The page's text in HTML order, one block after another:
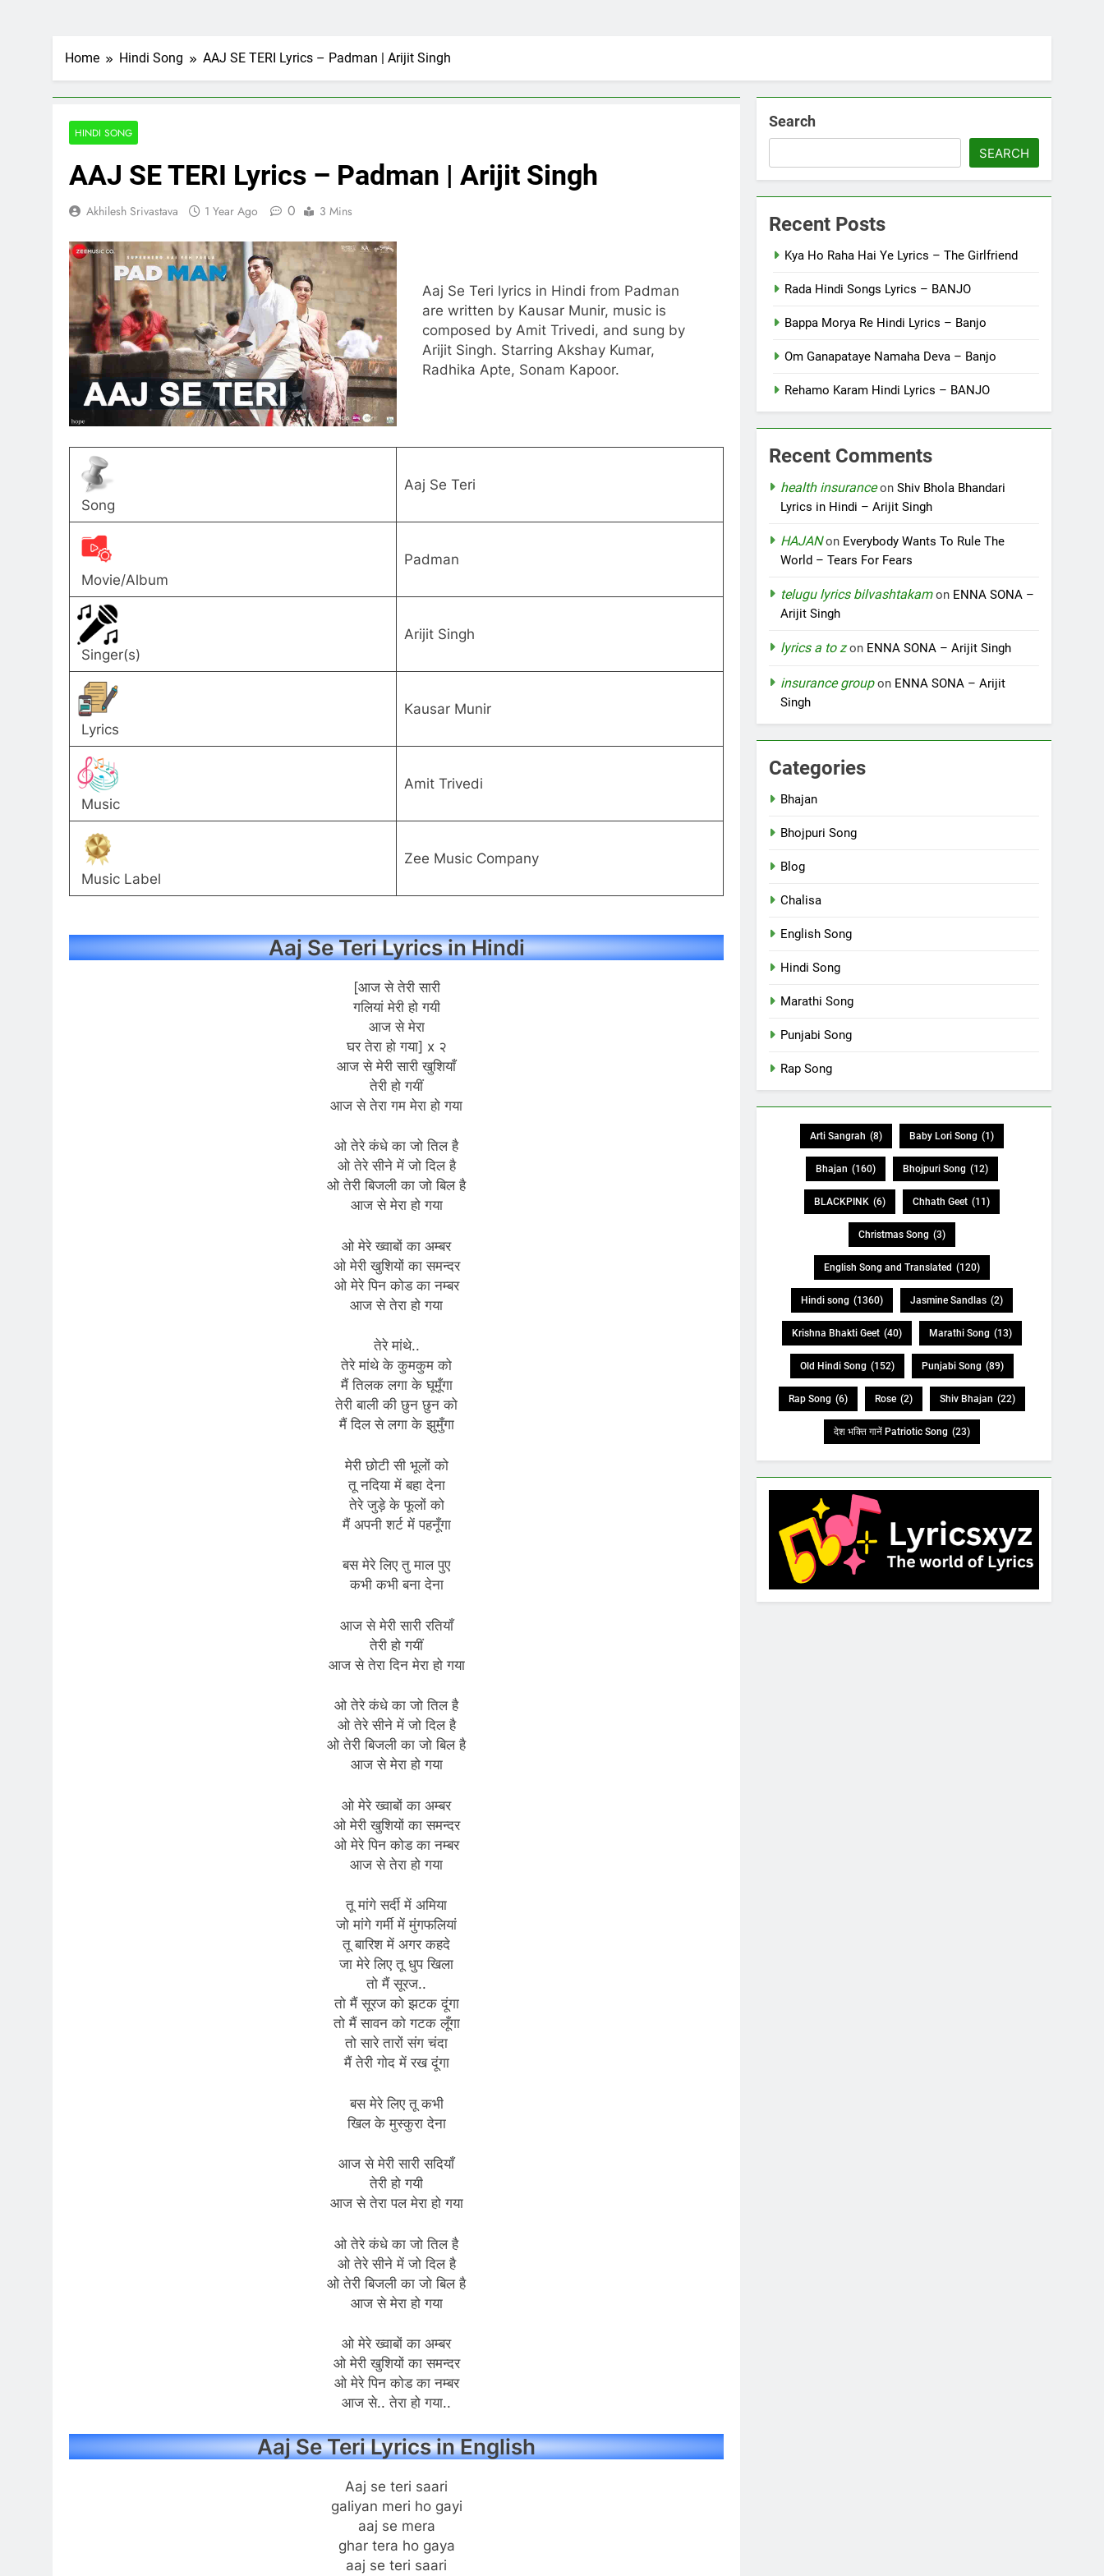
Home Hindi Song AAJ SE TERI Lyrics – Padman | Arijit Singh
HINDI SONG
AAJ SE TERI Lyrics – Padman | Arijit Singh
Akhilesh Srivastava 1 Year Ago 0 3 Mins
Aaj Se Teri lyrics in Hindi from Padman
are written by Kausar Munir, music is
composed by Amit Trivedi, and sung by
Arijit Singh. Starring Akshay Kumar,
Radhika Apte, Sonam Kapoor.
Song
Aaj Se Teri
Movie/Album
Padman
Singer(s)
Arijit Singh
Lyrics
Kausar Munir
Music
Amit Trivedi
Music Label
Zee Music Company
Aaj Se Teri Lyrics in Hindi
[आज से तेरी सारी
गलियां मेरी हो गयी
आज से मेरा
घर तेरा हो गया] x २
आज से मेरी सारी खुशियाँ
तेरी हो गयीं
आज से तेरा गम मेरा हो गया
ओ तेरे कंधे का जो तिल है
ओ तेरे सीने में जो दिल है
ओ तेरी बिजली का जो बिल है
आज से मेरा हो गया
ओ मेरे ख्वाबों का अम्बर
ओ मेरी खुशियों का समन्दर
ओ मेरे पिन कोड का नम्बर
आज से तेरा हो गया
तेरे मांथे..
तेरे मांथे के कुमकुम को
मैं तिलक लगा के घूमूँगा
तेरी बाली की छुन छुन को
मैं दिल से लगा के झुमुँगा
मेरी छोटी सी भूलों को
तू नदिया में बहा देना
तेरे जुड़े के फूलों को
मैं अपनी शर्ट में पहनूँगा
बस मेरे लिए तु माल पुए
कभी कभी बना देना
आज से मेरी सारी रतियाँ
तेरी हो गयीं
आज से तेरा दिन मेरा हो गया
ओ तेरे कंधे का जो तिल है
ओ तेरे सीने में जो दिल है
ओ तेरी बिजली का जो बिल है
आज से मेरा हो गया
ओ मेरे ख्वाबों का अम्बर
ओ मेरी खुशियों का समन्दर
ओ मेरे पिन कोड का नम्बर
आज से तेरा हो गया
तू मांगे सर्दी में अमिया
जो मांगे गर्मी में मुंगफलियां
तू बारिश में अगर कहदे
जा मेरे लिए तू धुप खिला
तो मैं सूरज..
तो मैं सूरज को झटक दूंगा
तो मैं सावन को गटक लूँगा
तो सारे तारों संग चंदा
मैं तेरी गोद में रख दूंगा
बस मेरे लिए तू कभी
खिल के मुस्कुरा देना
आज से मेरी सारी सदियाँ
तेरी हो गयी
आज से तेरा पल मेरा हो गया
ओ तेरे कंधे का जो तिल है
ओ तेरे सीने में जो दिल है
ओ तेरी बिजली का जो बिल है
आज से मेरा हो गया
ओ मेरे ख्वाबों का अम्बर
ओ मेरी खुशियों का समन्दर
ओ मेरे पिन कोड का नम्बर
आज से.. तेरा हो गया..
Aaj Se Teri Lyrics in English
Aaj se teri saari
galiyan meri ho gayi
aaj se mera
ghar tera ho gaya
aaj se teri saari
Search
SEARCH
Recent Posts
Kya Ho Raha Hai Ye Lyrics – The Girlfriend
Rada Hindi Songs Lyrics – BANJO
Bappa Morya Re Hindi Lyrics – Banjo
Om Ganapataye Namaha Deva – Banjo
Rehamo Karam Hindi Lyrics – BANJO
Recent Comments
health insuranceonShiv Bhola Bhandari
Lyrics in Hindi – Arijit Singh
HAJANon Everybody Wants To Rule The
World – Tears For Fears
telugu lyrics bilvashtakamon ENNA SONA –
Arijit Singh
lyrics a to zon ENNA SONA – Arijit Singh
insurance groupon ENNA SONA – Arijit
Singh
Categories
Bhajan
Bhojpuri Song
Blog
Chalisa
English Song
Hindi Song
Marathi Song
Punjabi Song
Rap Song
Arti Sangrah (8) Baby Lori Song (1)
Bhajan (160) Bhojpuri Song (12)
BLACKPINK (6) Chhath Geet (11)
Christmas Song (3)
English Song and Translated (120)
Hindi song (1360) Jasmine Sandlas (2)
Krishna Bhakti Geet (40) Marathi Song (13)
Old Hindi Song (152) Punjabi Song (89)
Rap Song (6) Rose (2) Shiv Bhajan (22)
देश भक्ति गानें Patriotic Song (23)